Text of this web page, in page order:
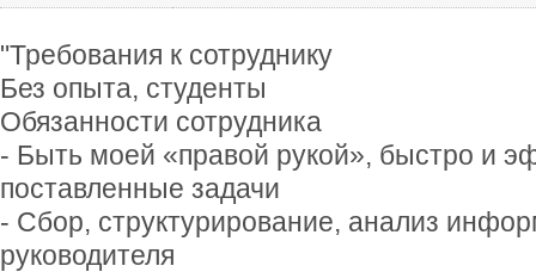
"Требования к сотруднику
Без опыта, студенты
Обязанности сотрудника
- Быть моей «правой рукой», быстро и
поставленные задачи
- Сбор, структурирование, анализ
руководителя